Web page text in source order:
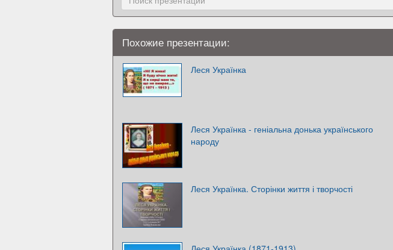
Похожие презентации:
Леся Українка
Леся Українка - геніальна донька українського
народу
Леся Українка. Сторінки життя і творчості